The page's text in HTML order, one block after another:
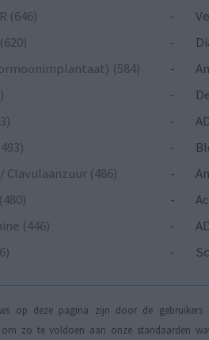
(646)
-
-
(584)
-
-
-
-
Clavulaanzuur (486)
-
-
(446)
-
-
op deze pagina zijn door de gebruikers
om zo te voldoen aan onze standaarden